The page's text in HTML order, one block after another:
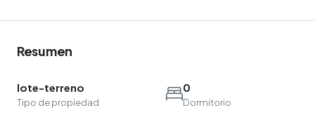
Resumen
lote-terreno
Tipo de propiedad
0
Dormitorio